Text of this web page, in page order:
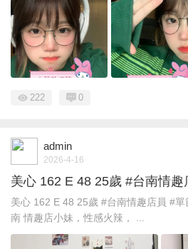
222 0
admin
2026-4-16
美心 162 E 48 25歲 #台南情趣
美心 162 E 48 25歲 #台南情趣店員 #
南 情趣店小妹，性感火辣， ...